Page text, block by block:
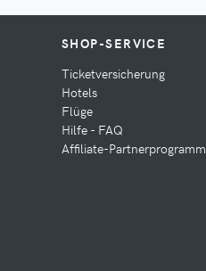
SHOP-SERVICE
Ticketversicherung
Hotels
Flüge
Hilfe - FAQ
Affiliate-Partnerprogramm